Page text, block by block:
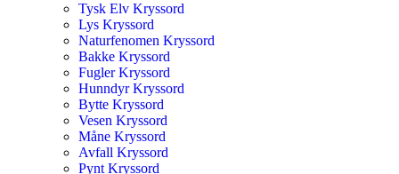
Tysk Elv Kryssord
Lys Kryssord
Naturfenomen Kryssord
Bakke Kryssord
Fugler Kryssord
Hunndyr Kryssord
Bytte Kryssord
Vesen Kryssord
Måne Kryssord
Avfall Kryssord
Pynt Kryssord